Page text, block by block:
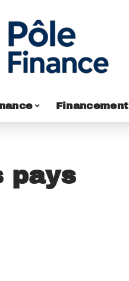
Financement
pays